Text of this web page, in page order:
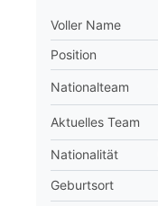
Voller Name
Position
Nationalteam
Aktuelles Team
Nationalität
Geburtsort